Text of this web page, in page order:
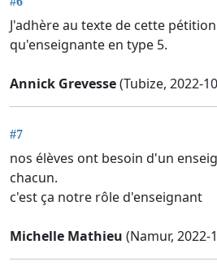
J'adhère au texte de cette
qu'enseignante en type 5.
Annick Grevesse(Tubize, 2022-
#7
nos élèves ont besoin d'un
chacun.
c'est ça notre rôle d'enseignant
Michelle Mathieu (Namur, 2022-